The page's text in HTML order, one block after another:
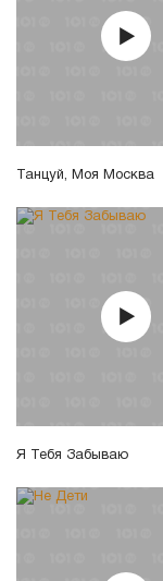
Танцуй, Моя Москва
Я Тебя Забываю